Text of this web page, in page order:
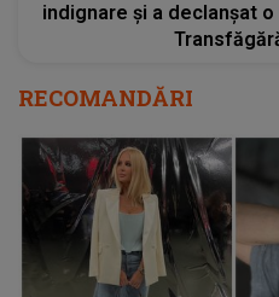
indignare și a declanșat
RECOMANDĂRI